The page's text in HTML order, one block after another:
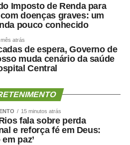
Imposto de Renda para
doenças graves: um
pouco conhecido
mês atrás
de espera, Governo de
muda cenário da saúde
Central
15 minutos atrás
fala sobre perda
e reforça fé em Deus:
paz’